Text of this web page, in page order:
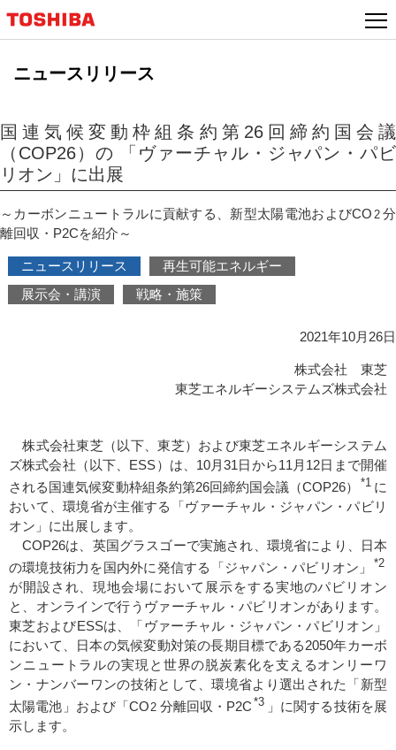
ジ
プ
ニュースリリース
国連気候変動枠組条約第26回締約国会議
（COP26）の 「ヴァーチャル・ジャパン・パビ
リオン」に出展
～カーボンニュートラルに貢献する、新型太陽電池およびCO 2 分
離回収・P2Cを紹介～
ニュースリリース
再生可能エネルギー
展示会・講演
戦略・施策
2021年10月26日
株式会社 東芝
東芝エネルギーシステムズ株式会社
株式会社東芝（以下、東芝）および東芝エネルギーシステム
ズ株式会社（以下、ESS）は、10月31日から11月12日まで開催
される国連気候変動枠組条約第26回締約国会議（COP26）
*1 に
おいて、環境省が主催する「ヴァーチャル・ジャパン・パビリ
オン」に出展します。
COP26は、英国グラスゴーで実施され、環境省により、日本
の環境技術力を国内外に発信する「ジャパン・パビリオン」
*2
が開設され、現地会場において展示をする実地のパビリオン
と、オンラインで行うヴァーチャル・パビリオンがあります。
東芝およびESSは、「ヴァーチャル・ジャパン・パビリオン」
において、日本の気候変動対策の長期目標である2050年カーボ
ンニュートラルの実現と世界の脱炭素化を支えるオンリーワ
ン・ナンバーワンの技術として、環境省より選出された「新型
太陽電池」および「CO2 分離回収・P2C *3 」に関する技術を展
示します。